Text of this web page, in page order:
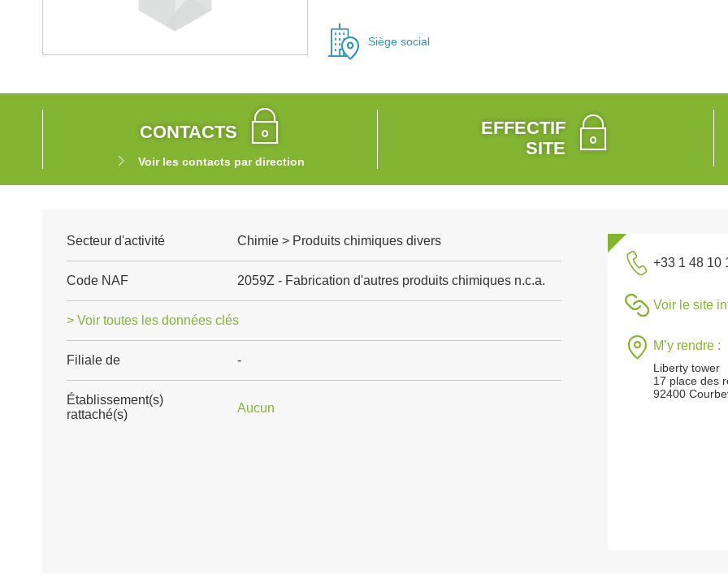
Siège social
CONTACTS
Voir les contacts par direction
EFFECTIF
SITE
Secteur d'activité Chimie > Produits chimiques divers
Code NAF 2059Z - Fabrication d'autres produits chimiques n.c.a.
> Voir toutes les données clés
Filiale de -
Établissement(s)
rattaché(s)
Aucun
+33 1 48 10
Voir le site
M’y rendre :
Liberty tower
17 place des
92400